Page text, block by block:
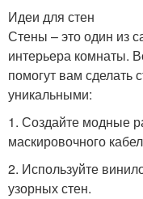
Идеи для стен
Стены – это один из
интерьера комнаты.
помогут вам сделать
уникальными:
1. Создайте модные
маскировочного
2. Используйте
узорных стен.